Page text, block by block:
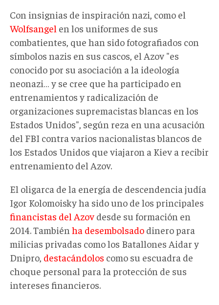
Con insignias de inspiración nazi, como el
Wolfsangel en los uniformes de sus
combatientes, que han sido fotografiados con
símbolos nazis en sus cascos, el Azov "es
conocido por su asociación a la ideología
neonazi… y se cree que ha participado en
entrenamientos y radicalización de
organizaciones supremacistas blancas en los
Estados Unidos", según reza en una acusación
del FBI contra varios nacionalistas blancos de
los Estados Unidos que viajaron a Kiev a recibir
entrenamiento del Azov.
El oligarca de la energía de descendencia judía
Igor Kolomoisky ha sido uno de los principales
financistas del Azov desde su formación en
2014. También ha desembolsado dinero para
milicias privadas como los Batallones Aidar y
Dnipro, destacándolos como su escuadra de
choque personal para la protección de sus
intereses financieros.